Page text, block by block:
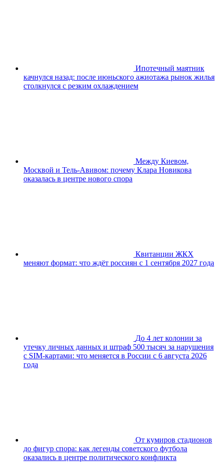
Ипотечный маятник
качнулся назад: после июньского ажиотажа рынок жилья
столкнулся с резким охлаждением
Между Киевом,
Москвой и Тель-Авивом: почему Клара Новикова
оказалась в центре нового спора
Квитанции ЖКХ
меняют формат: что ждёт россиян с 1 сентября 2027 года
До 4 лет колонии за
утечку личных данных и штраф 500 тысяч за нарушения
с SIM-картами: что меняется в России с 6 августа 2026
года
От кумиров стадионов
до фигур спора: как легенды советского футбола
оказались в центре политического конфликта